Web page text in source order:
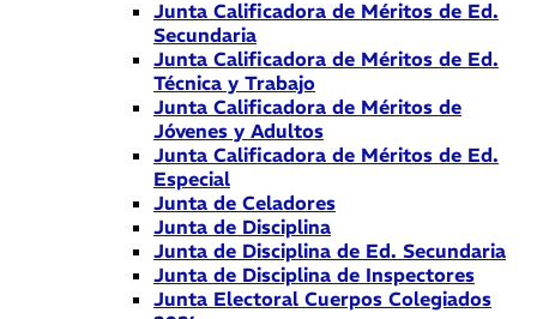
Junta Calificadora de Méritos de Ed.
Secundaria
Junta Calificadora de Méritos de Ed.
Técnica y Trabajo
Junta Calificadora de Méritos de
Jóvenes y Adultos
Junta Calificadora de Méritos de Ed.
Especial
Junta de Celadores
Junta de Disciplina
Junta de Disciplina de Ed. Secundaria
Junta de Disciplina de Inspectores
Junta Electoral Cuerpos Colegiados